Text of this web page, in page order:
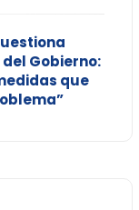
Gobierno:
que